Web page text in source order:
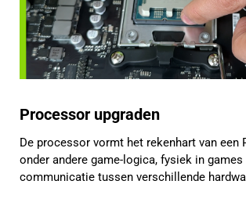
Processor upgraden
De processor vormt het rekenhart van een
onder andere game-logica, fysiek in games
communicatie tussen verschillende